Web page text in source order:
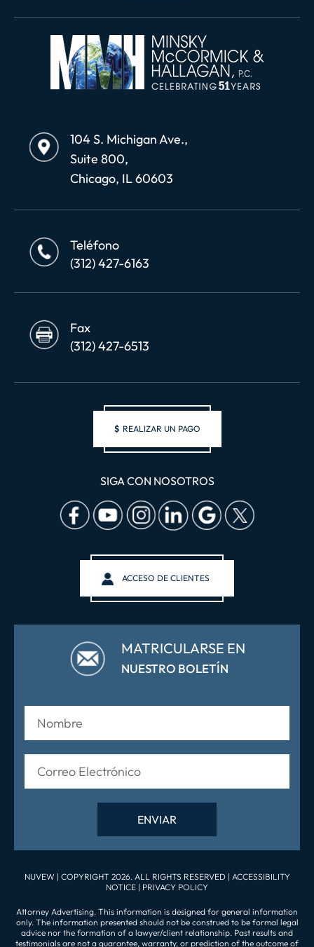
104 S. Michigan Ave.,
Suite 800,
Chicago, IL 60603
Teléfono
(312) 427-6163
Fax
(312) 427-6513
$ REALIZAR UN PAGO
SIGA CON NOSOTROS
ACCESO DE CLIENTES
MATRICULARSE EN
NUESTRO BOLETÍN
NUVEW | COPYRIGHT 2026. ALL RIGHTS RESERVED | ACCESSIBILITY
NOTICE | PRIVACY POLICY
Attorney Advertising. This information is designed for general information
only. The information presented should not be construed to be formal legal
advice nor the formation of a lawyer/client relationship. Past results and
testimonials are not a guarantee, warranty, or prediction of the outcome of